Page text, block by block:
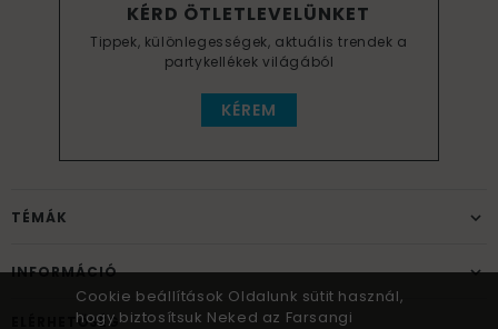
KÉRD ÖTLETLEVELÜNKET
Tippek, különlegességek, aktuális trendek a
partykellékek világából
KÉREM
TÉMÁK
INFORMÁCIÓ
ELÉRHETŐSÉG
Cookie beállítások Oldalunk sütit használ,
hogy biztosítsuk Neked az Farsangi